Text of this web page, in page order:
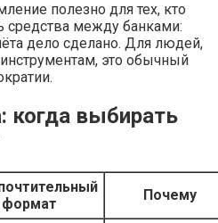
полезно для тех, кто
средства между банками:
дело сделано. Для людей,
это обычный
когда выбирать
формат
Почему